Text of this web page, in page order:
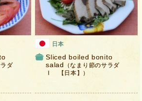
ラダ
日本
Sliced ​​boiled bonito
salad
（なまり節のサラダ
Ⅰ 【日本】）